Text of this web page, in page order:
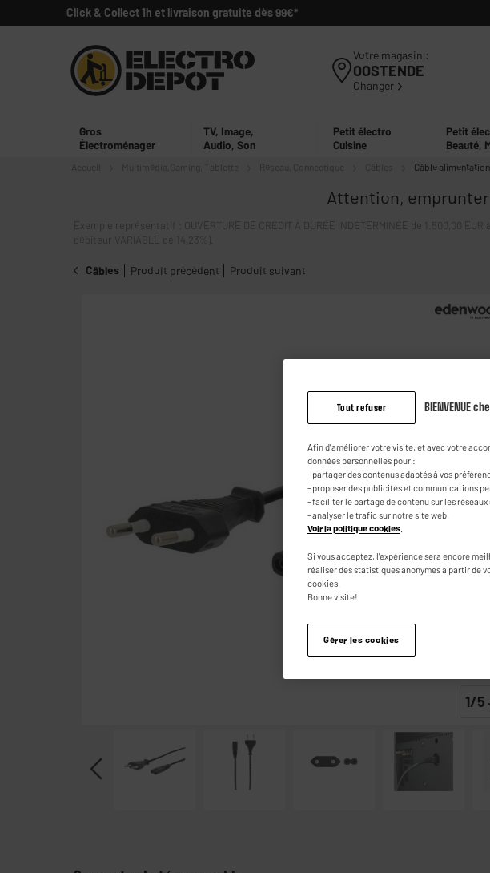
Click & Collect 1h et livraison gratuite dès 99€*
Votre magasin :
OOSTENDE
Changer
Gros
Électroménager
TV, Image,
Audio, Son
Petit électro
Cuisine
Petit
Beauté,
Accueil Gaming, Tablette Câbles Câble
Attention,
Exemple représentatif : OUVERTURE DE CRÉDIT À DURÉE INDÉTERMINÉE de 1.500,00
débiteur VARIABLE de 14,23%).
Câbles Produit précédent Produit suivant
1/5
Tout refuser BIENVENUE
Afin d'améliorer votre visite, et avec votre
données personnelles pour :
- partager des contenus adaptés à vos
- proposer des publicités et communications
- faciliter le partage de contenu sur les réseaux
- analyser le trafic sur notre site web.
Voir la politique cookies
Si vous acceptez, l'expérience sera encore
réaliser des statistiques anonymes à partir de
cookies.
Bonne visite!
Gérer les cookies